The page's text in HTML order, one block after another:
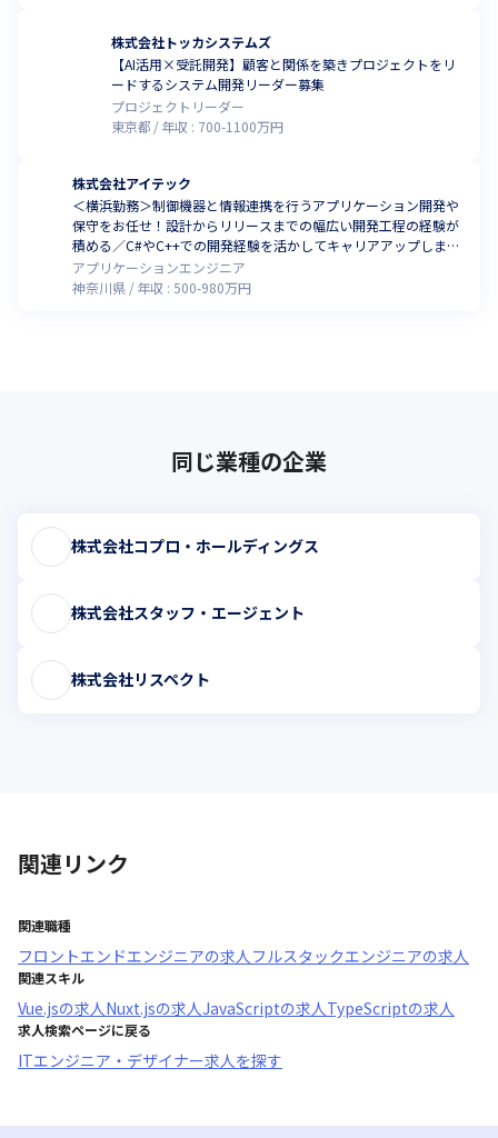
株式会社トッカシステムズ
【AI活用×受託開発】顧客と関係を築きプロジェクトをリ
ードするシステム開発リーダー募集
プロジェクトリーダー
東京都
年収 : 700-1100万円
株式会社アイテック
＜横浜勤務＞制御機器と情報連携を行うアプリケーション開発や
保守をお任せ！設計からリリースまでの幅広い開発工程の経験が
積める／C#やC++での開発経験を活かしてキャリアアップしませ
んか
アプリケーションエンジニア
神奈川県
年収 : 500-980万円
同じ業種の企業
株式会社コプロ・ホールディングス
株式会社スタッフ・エージェント
株式会社リスペクト
関連リンク
関連職種
フロントエンドエンジニアの求人 フルスタックエンジニアの求人
関連スキル
Vue.jsの求人 Nuxt.jsの求人JavaScriptの求人 TypeScriptの求人
求人検索ページに戻る
ITエンジニア・デザイナー求人を探す